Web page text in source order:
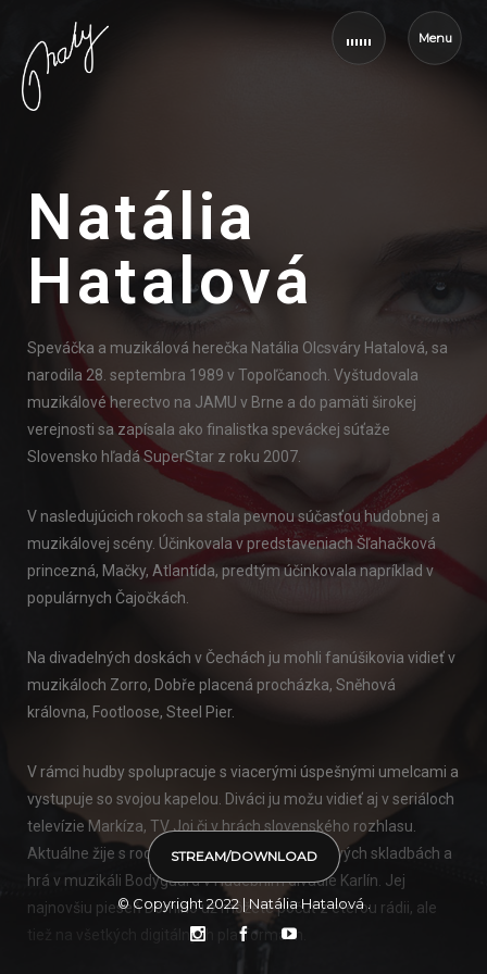
STREAM/DOWNLOAD
Menu
Natália
Hatalová
Speváčka a muzikálová herečka Natália Olcsváry Hatalová, sa
narodila 28. septembra 1989 v Topoľčanoch. Vyštudovala
muzikálové herectvo na JAMU v Brne a do pamäti širokej
verejnosti sa zapísala ako finalistka speváckej súťaže
Slovensko hľadá SuperStar z roku 2007.
V nasledujúcich rokoch sa stala pevnou súčasťou hudobnej a
muzikálovej scény. Účinkovala v predstaveniach Šľahačková
princezná, Mačky, Atlantída, predtým účinkovala napríklad v
populárnych Čajočkách.
Na divadelných doskách v Čechách ju mohli fanúšikovia vidieť v
muzikáloch Zorro, Dobře placená procházka, Sněhová
královna, Footloose, Steel Pier.
V rámci hudby spolupracuje s viacerými úspešnými umelcami a
vystupuje so svojou kapelou. Diváci ju možu vidieť aj v seriáloch
televízie Markíza, TV Joj či v hrách slovenského rozhlasu.
Aktuálne žije s rodinou v Prahe, pracuje na nových skladbách a
hrá v muzikáli Bodyguard v Hudebním divadle Karlín. Jej
najnovšiu pieseň Domino už môžete počuť z éterou rádii, ale
tiež na všetkých digitálnych platformách.
© Copyright 2022 | Natália Hatalová.